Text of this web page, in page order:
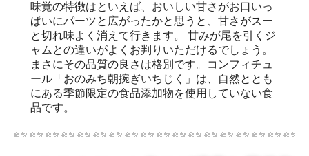
味覚の特徴はといえば、おいしい甘さがお口いっ
ぱいにパーツと広がったかと思うと、甘さがスー
と切れ味よく消えて行きます。 甘みが尾を引くジ
ャムとの違いがよくお判りいただけるでしょう。
まさにその品質の良さは格別です。コンフィチュ
ール「おのみち朝捥ぎいちじく」は、自然ととも
にある季節限定の食品添加物を使用していない食
品です。